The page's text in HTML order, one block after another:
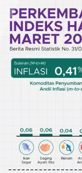
bernuansa
lokal
dan
dinamis,
memiliki
kisaran
harga
lebih
murah
dari
Koran